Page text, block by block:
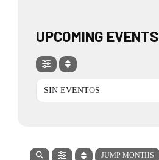
UPCOMING EVENTS
SIN EVENTOS
JUMP MONTHS